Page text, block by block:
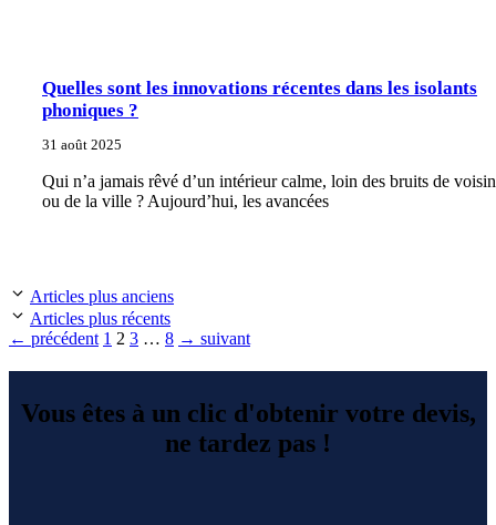
Quelles sont les innovations récentes dans les isolants
phoniques ?
31 août 2025
Qui n’a jamais rêvé d’un intérieur calme, loin des bruits de
ou de la ville ? Aujourd’hui, les avancées
Articles plus anciens
Articles plus récents
← précédent Page
1 Page
2 Page
3 … Page
8 → suivant
Vous êtes à un clic d'obtenir votre devis,
ne tardez pas !